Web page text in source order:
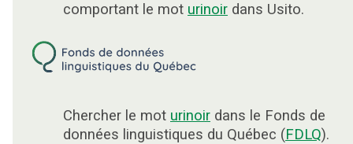
comportant le mot urinoir dans Usito.
Chercher le mot urinoir dans le Fonds de
données linguistiques du Québec (FDLQ).